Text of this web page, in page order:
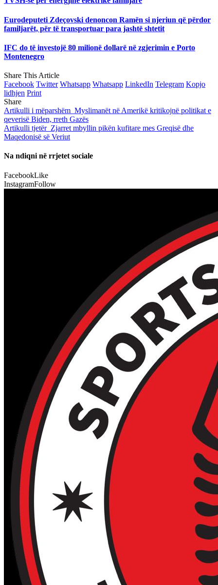
Eurodeputeti Zdeçovski denoncon Ramën si njeriun që përdor
familjarët, për të transportuar para jashtë shtetit
IFC do të investojë 80 milionë dollarë në zgjerimin e Porto
Montenegro
Share This Article
Facebook Twitter Whatsapp Whatsapp LinkedIn Telegram Kopjo
lidhjen Print
Share
Artikulli i mëparshëm Myslimanët në Amerikë kritikojnë politikat e
qeverisë Biden, rreth Gazës
Artikulli tjetër Zjarret mbyllin pikën kufitare mes Greqisë dhe
Maqedonisë së Veriut
Na ndiqni në rrjetet sociale
FacebookLike
InstagramFollow